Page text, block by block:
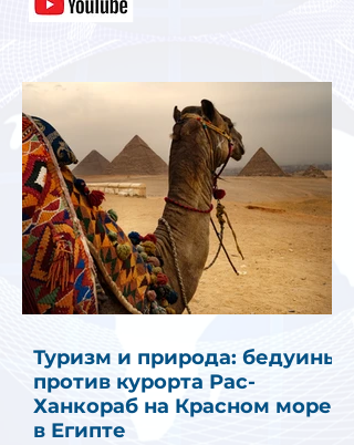
Туризм и природа: бедуины
против курорта Рас-
Ханкораб на Красном море
в Египте